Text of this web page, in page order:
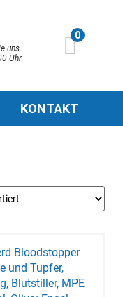
uns
Uhr
0
KONTAKT